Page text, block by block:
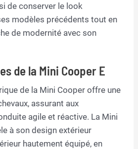
de conserver le look
modèles précédents tout en
de modernité avec son
de la Mini Cooper E
de la Mini Cooper offre une
assurant aux
agile et réactive. La Mini
à son design extérieur
hautement équipé, en